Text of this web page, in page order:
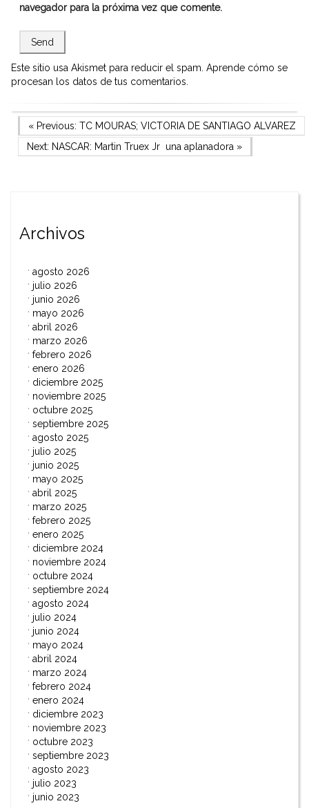
navegador para la próxima vez que comente.
Este sitio usa Akismet para reducir el spam. Aprende cómo se
procesan los datos de tus comentarios.
Navegación
de
Previous Post
« Previous: TC MOURAS; VICTORIA DE SANTIAGO ALVAREZ
Next Post
Next: NASCAR: Martin Truex Jr una aplanadora »
Archivos
agosto 2026
julio 2026
junio 2026
mayo 2026
abril 2026
marzo 2026
febrero 2026
enero 2026
diciembre 2025
noviembre 2025
octubre 2025
septiembre 2025
agosto 2025
julio 2025
junio 2025
mayo 2025
abril 2025
marzo 2025
febrero 2025
enero 2025
diciembre 2024
noviembre 2024
octubre 2024
septiembre 2024
agosto 2024
julio 2024
junio 2024
mayo 2024
abril 2024
marzo 2024
febrero 2024
enero 2024
diciembre 2023
noviembre 2023
octubre 2023
septiembre 2023
agosto 2023
julio 2023
junio 2023